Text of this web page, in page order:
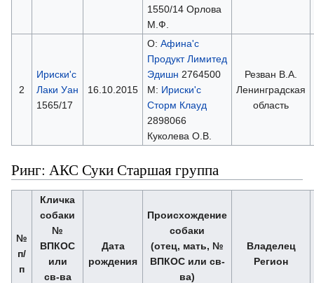
1550/14 Орлова
М.Ф.
2
Ириски'с
Лаки Уан
1565/17
16.10.2015
О: Афина'с
Продукт Лимитед
Эдишн 2764500
М: Ириски'с
Сторм Клауд
2898066
Куколева О.В.
Резван В.А.
Ленинградская
область
Ринг: АКС Суки Старшая группа
№
п/
п
Кличка
собаки
№
ВПКОС
или
св-ва
Дата
рождения
Происхождение
собаки
(отец, мать, №
ВПКОС или св-
ва)
Владелец
Регион